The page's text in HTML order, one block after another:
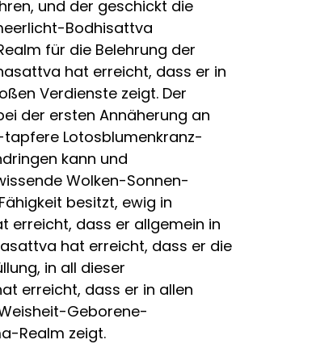
und der geschickt die
Bodhisattva
für die Belehrung der
hat erreicht, dass er in
Verdienste zeigt. Der
der ersten Annäherung an
Lotosblumenkranz-
kann und
Wolken-Sonnen-
besitzt, ewig in
erreicht, dass er allgemein in
hat erreicht, dass er die
in all dieser
erreicht, dass er in allen
Geborene-
Realm zeigt.